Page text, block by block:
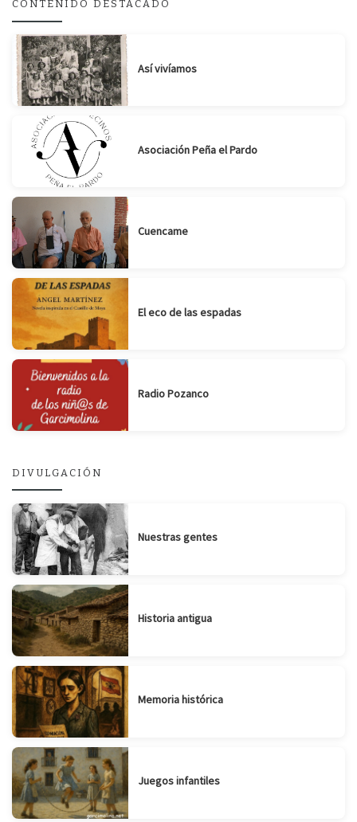
CONTENIDO DESTACADO
Así vivíamos
Asociación Peña el Pardo
Cuencame
El eco de las espadas
Radio Pozanco
DIVULGACIÓN
Nuestras gentes
Historia antigua
Memoria histórica
Juegos infantiles